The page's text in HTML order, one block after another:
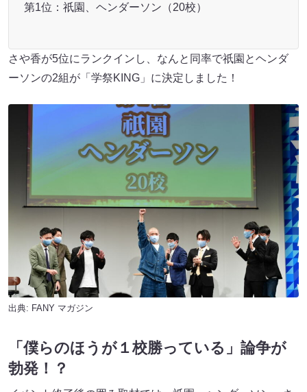
第1位：祇園、ヘンダーソン（20校）
さや香が5位にランクインし、なんと同率で祇園とヘンダ
ーソンの2組が「学祭KING」に決定しました！
出典: FANY マガジン
「僕らのほうが１校勝っている」論争が
勃発！？